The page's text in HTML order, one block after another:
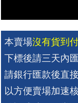
本賣場沒有貨到
下標後請三天內
請銀行匯款後直
以方便賣場加速